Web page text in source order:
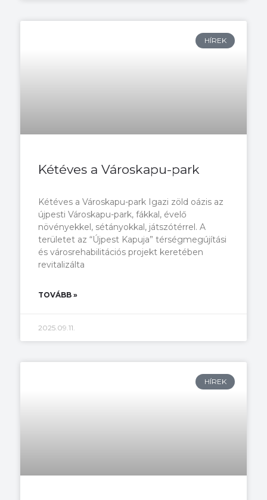
HÍREK
Kétéves a Városkapu-park
Kétéves a Városkapu-park Igazi zöld oázis az
újpesti Városkapu-park, fákkal, évelő
növényekkel, sétányokkal, játszótérrel. A
területet az “Újpest Kapuja” térségmegújítási
és városrehabilitációs projekt keretében
revitalizálta
TOVÁBB »
2025.09.11.
HÍREK